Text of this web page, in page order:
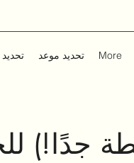
تحديد موعد More